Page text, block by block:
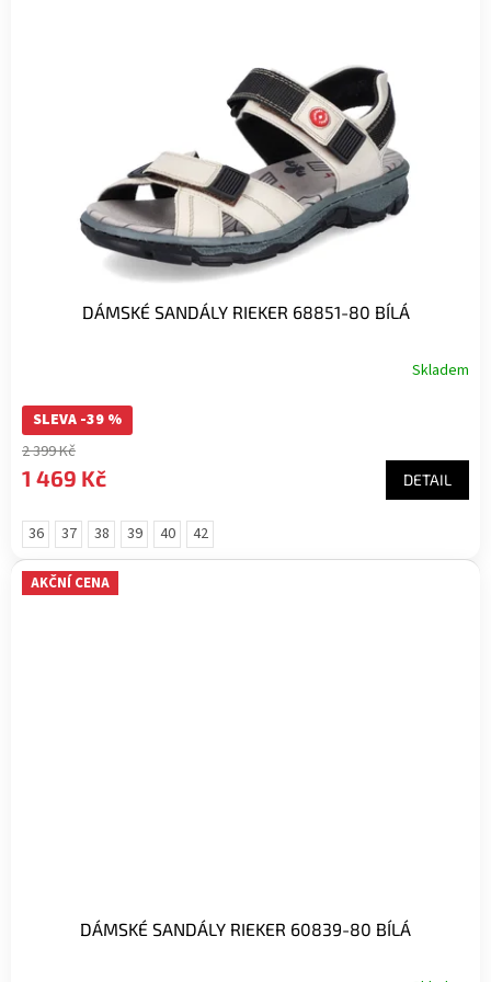
DÁMSKÉ SANDÁLY RIEKER 68851-80 BÍLÁ
Skladem
SLEVA -39 %
2 399 Kč
1 469 Kč DETAIL
36 37 38 39 40 42
AKČNÍ CENA
DÁMSKÉ SANDÁLY RIEKER 60839-80 BÍLÁ